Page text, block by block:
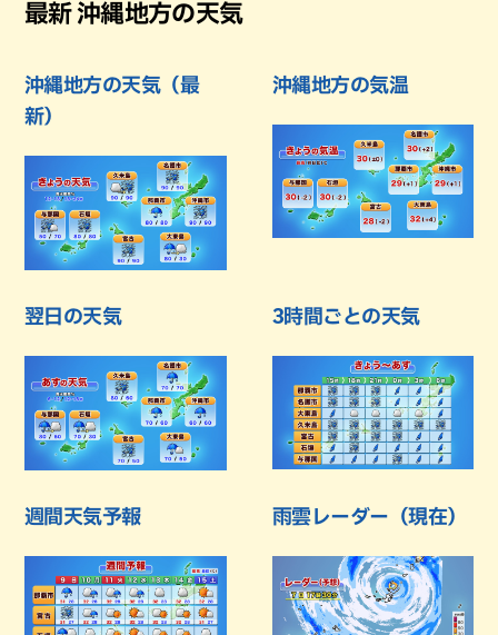
最新 沖縄地方の天気
沖縄地方の天気（最
新）
沖縄地方の気温
翌日の天気 3時間ごとの天気
週間天気予報 雨雲レーダー（現在）